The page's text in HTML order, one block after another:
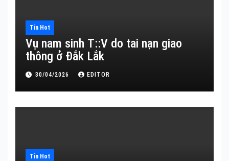
Tin Hot
Vụ nam sinh T::V do tai nạn giao
thông ở Đắk Lắk
30/04/2026 EDITOR
Tin Hot